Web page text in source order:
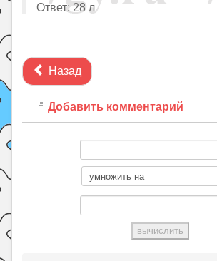
Ответ: 28 л
Назад
Добавить комментарий